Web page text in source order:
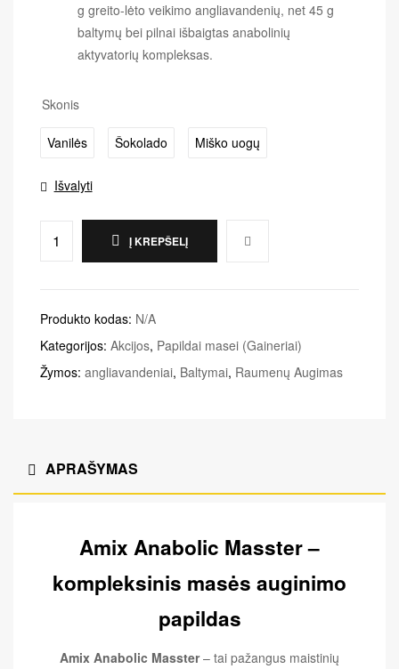
g greito-lėto veikimo angliavandenių, net 45 g
baltymų bei pilnai išbaigtas anabolinių
aktyvatorių kompleksas.
Skonis
Vanilės Šokolado Miško uogų
Išvalyti
Į KREPŠELĮ
Produkto kodas: N/A
Kategorijos: Akcijos, Papildai masei (Gaineriai)
Žymos: angliavandeniai, Baltymai, Raumenų Augimas
APRAŠYMAS
Amix Anabolic Masster –
kompleksinis masės auginimo
papildas
Amix Anabolic Masster– tai pažangus maistinių